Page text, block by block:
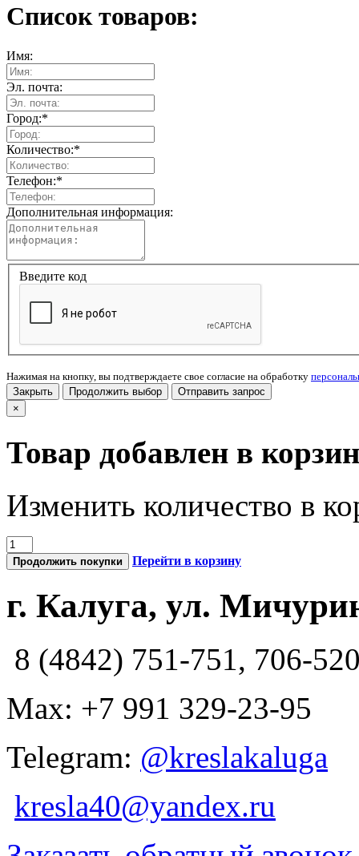
Список товаров:
Имя:
Эл. почта:
Город:*
Количество:*
Телефон:*
Дополнительная информация:
Введите код
Нажимая на кнопку, вы подтверждаете свое согласие на обработку
Закрыть
Продолжить выбор
Отправить запрос
×
Товар добавлен в
Изменить количество в
Продолжить покупки Перейти в корзину
г. Калуга, ул.
8 (4842) 751-751, 706-
Max: +7 991 329-23-95
Telegram: @kreslakaluga
kresla40@yandex.ru